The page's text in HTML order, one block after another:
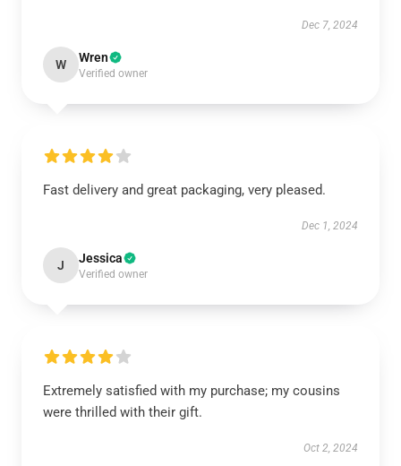
Dec 7, 2024
W Wren
Verified owner
Fast delivery and great packaging, very pleased.
Dec 1, 2024
J Jessica
Verified owner
Extremely satisfied with my purchase; my cousins
were thrilled with their gift.
Oct 2, 2024